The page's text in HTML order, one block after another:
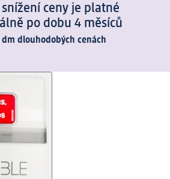
snížení ceny je platné
po dobu 4 měsíců
dm dlouhodobých cenách